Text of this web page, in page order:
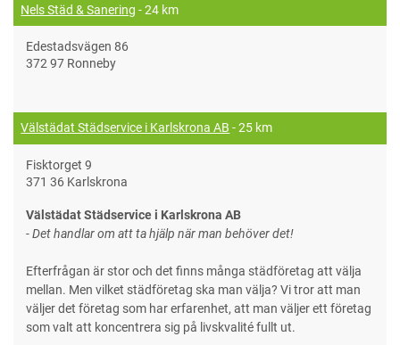
Nels Städ & Sanering - 24 km
Edestadsvägen 86
372 97 Ronneby
Välstädat Städservice i Karlskrona AB - 25 km
Fisktorget 9
371 36 Karlskrona
Välstädat Städservice i Karlskrona AB
- Det handlar om att ta hjälp när man behöver det!
Efterfrågan är stor och det finns många städföretag att välja
mellan. Men vilket städföretag ska man välja? Vi tror att man
väljer det företag som har erfarenhet, att man väljer ett företag
som valt att koncentrera sig på livskvalité fullt ut.